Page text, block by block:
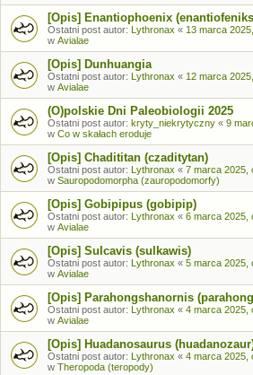
[Opis] Enantiophoenix
Ostatni post autor: Lythronax « 13 marca
w Avialae
[Opis] Dunhuangia
Ostatni post autor: Lythronax « 12 marca
w Avialae
(O)polskie Dni Paleobiologii 2025
Ostatni post autor: kryty_niekrytyczny « 9
w Co w skałach eroduje
[Opis] Chadititan (czaditytan)
Ostatni post autor: Lythronax « 7 marca 2025,
w Sauropodomorpha (zauropodomorfy)
[Opis] Gobipipus (gobipip)
Ostatni post autor: Lythronax « 6 marca 2025,
w Avialae
[Opis] Sulcavis (sulkawis)
Ostatni post autor: Lythronax « 5 marca 2025,
w Avialae
[Opis] Parahongshanornis
Ostatni post autor: Lythronax « 4 marca 2025,
w Avialae
[Opis] Huadanosaurus
Ostatni post autor: Lythronax « 4 marca 2025,
w Theropoda (teropody)